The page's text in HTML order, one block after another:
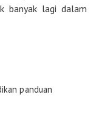
banyak lagi dalam
panduan